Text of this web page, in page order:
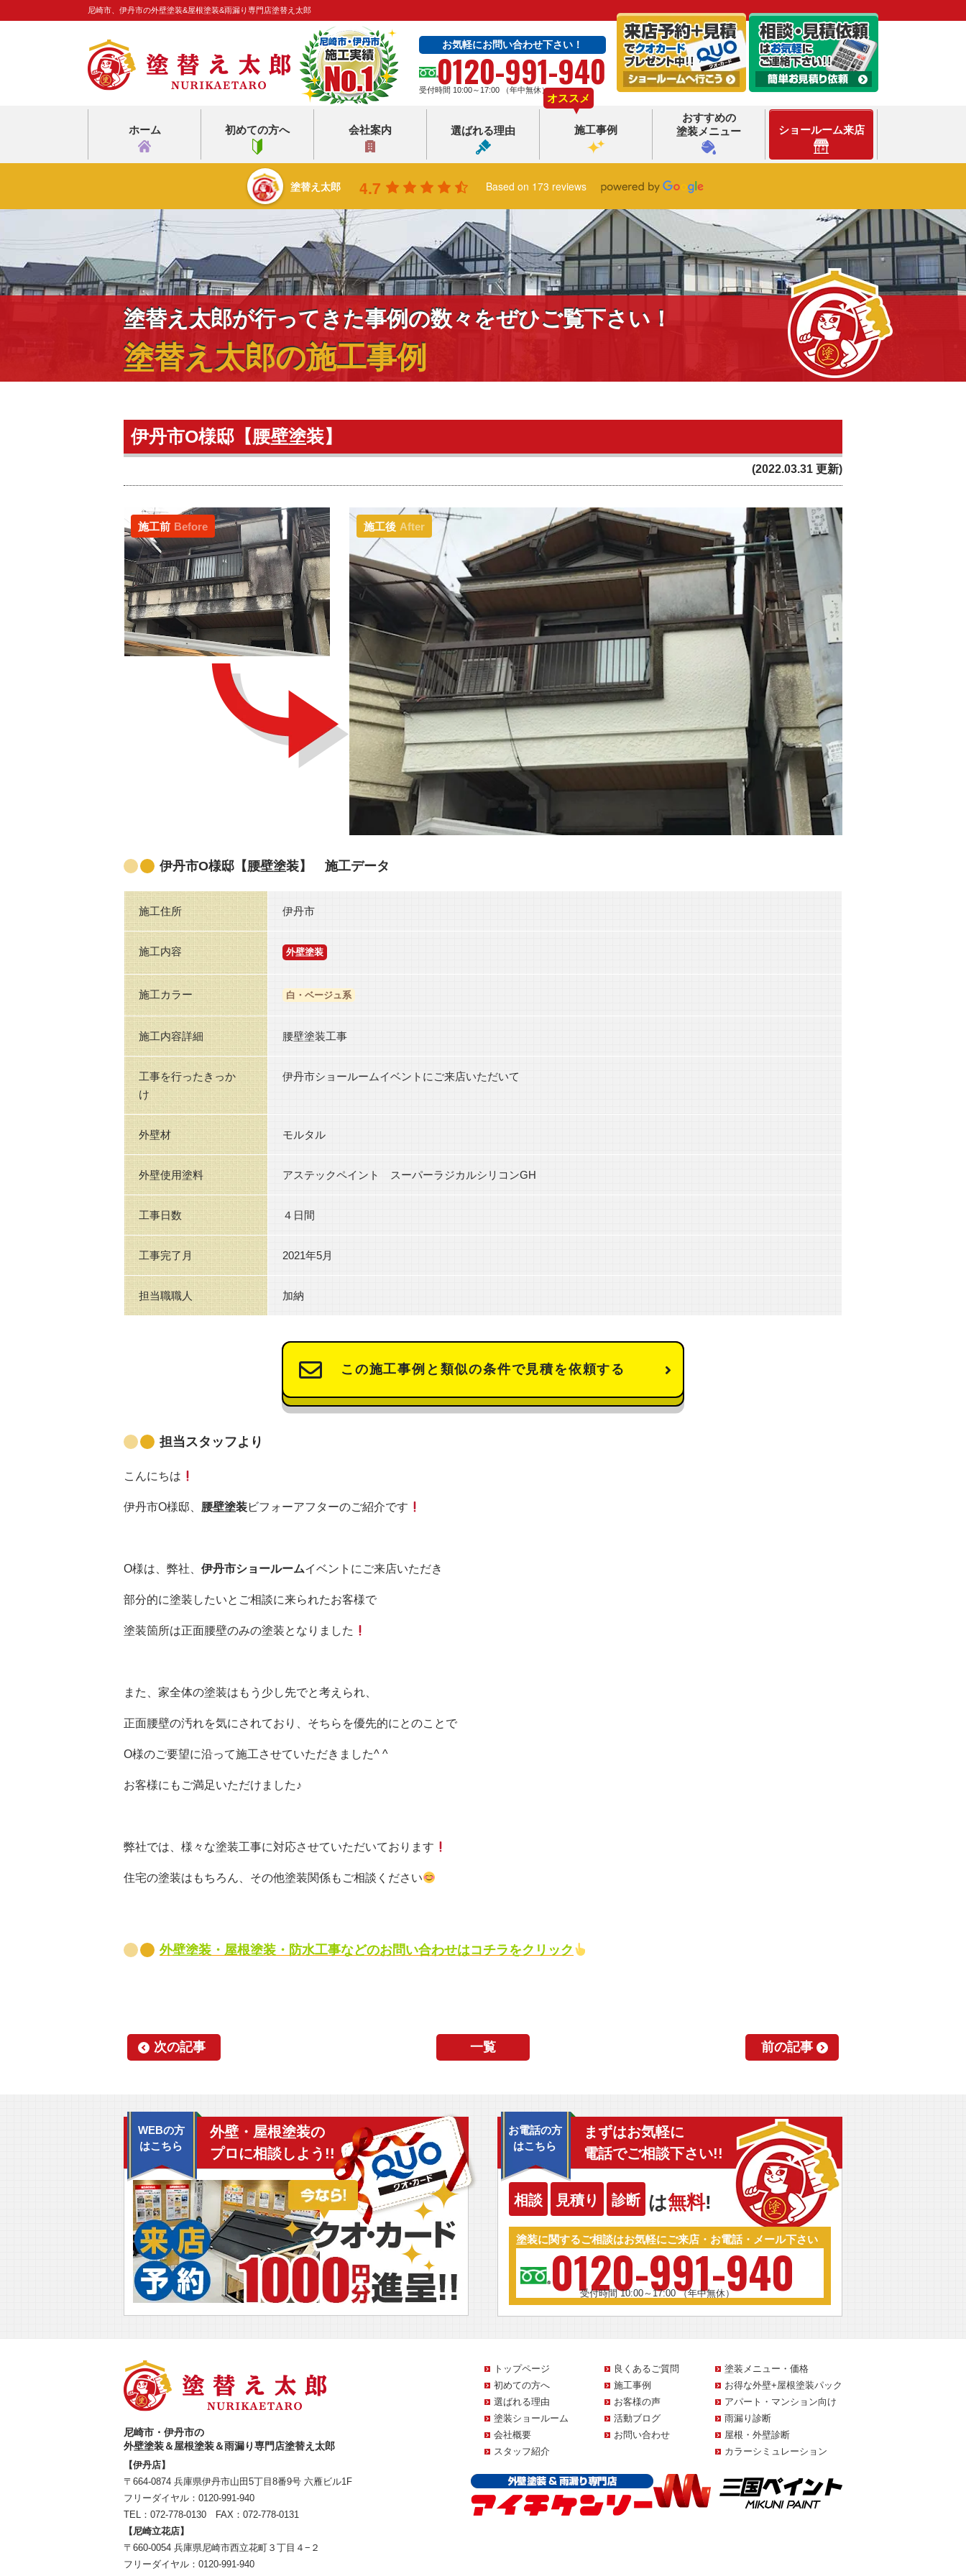
尼崎市、伊丹市の外壁塗装&屋根塗装&雨漏り専門店塗替え太郎
お気軽にお問い合わせ下さい！
0120-991-940
受付時間 10:00～17:00 （年中無休）
ホーム 初めての方へ 会社案内 選ばれる理由 施工事例
オススメ
おすすめの
塗装メニュー
ショールーム来店
塗替え太郎 4.7 Based on 173 reviews
塗替え太郎が行ってきた事例の数々をぜひご覧下さい！
塗替え太郎の施工事例
伊丹市O様邸【腰壁塗装】
(2022.03.31 更新)
施工後 After
施工前 Before
伊丹市O様邸【腰壁塗装】 施工データ
施工住所 伊丹市
施工内容 外壁塗装
施工カラー 白・ベージュ系
施工内容詳細 腰壁塗装工事
工事を行ったきっか
け
伊丹市ショールームイベントにご来店いただいて
外壁材 モルタル
外壁使用塗料 アステックペイント スーパーラジカルシリコンGH
工事日数 ４日間
工事完了月 2021年5月
担当職職人 加納
この施工事例と類似の条件で見積を依頼する
担当スタッフより
こんにちは
伊丹市O様邸、 腰壁塗装ビフォーアフターのご紹介です
O様は、弊社、 伊丹市ショールームイベントにご来店いただき
部分的に塗装したいとご相談に来られたお客様で
塗装箇所は正面腰壁のみの塗装となりました
また、家全体の塗装はもう少し先でと考えられ、
正面腰壁の汚れを気にされており、そちらを優先的にとのことで
O様のご要望に沿って施工させていただきました^ ^
お客様にもご満足いただけました♪
弊社では、様々な塗装工事に対応させていただいております
住宅の塗装はもちろん、その他塗装関係もご相談ください
外壁塗装・屋根塗装・防水工事などのお問い合わせはコチラをクリック
次の記事 一覧 前の記事
お電話の方
はこちら
まずはお気軽に
電話でご相談下さい!!
相談 見積り 診断 は無料!
塗装に関するご相談はお気軽にご来店・お電話・メール下さい
0120-991-940
受付時間 10:00～17:00 （年中無休）
WEBの方
はこちら
外壁・屋根塗装の
プロに相談しよう!!
尼崎市・伊丹市の
外壁塗装＆屋根塗装＆雨漏り専門店塗替え太郎
【伊丹店】
〒664-0874 兵庫県伊丹市山田5丁目8番9号 六雁ビル1F
フリーダイヤル： 0120-991-940
TEL： 072-778-0130 FAX：072-778-0131
【尼崎立花店】
〒660-0054 兵庫県尼崎市西立花町３丁目４−２
フリーダイヤル： 0120-991-940
トップページ
初めての方へ
選ばれる理由
塗装ショールーム
会社概要
スタッフ紹介
良くあるご質問
施工事例
お客様の声
活動ブログ
お問い合わせ
塗装メニュー・価格
お得な外壁+屋根塗装パック
アパート・マンション向け
雨漏り診断
屋根・外壁診断
カラーシミュレーション